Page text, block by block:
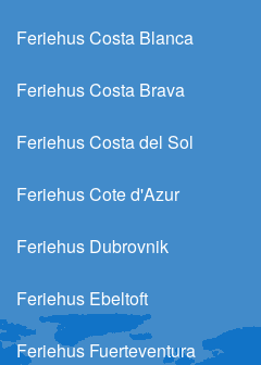
Feriehus Costa Blanca
Feriehus Costa Brava
Feriehus Costa del Sol
Feriehus Cote d'Azur
Feriehus Dubrovnik
Feriehus Ebeltoft
Feriehus Fuerteventura